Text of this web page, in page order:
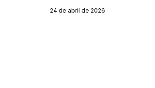
24 de abril de 2026